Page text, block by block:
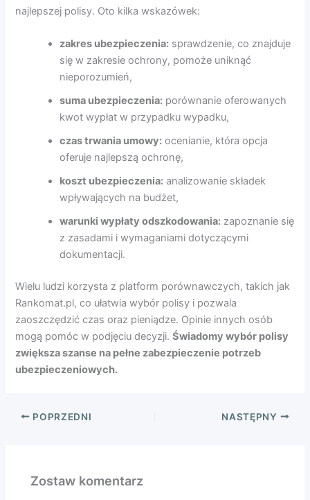
najlepszej polisy. Oto kilka wskazówek:
zakres ubezpieczenia: sprawdzenie, co znajduje
się w zakresie ochrony, pomoże uniknąć
nieporozumień,
suma ubezpieczenia: porównanie oferowanych
kwot wypłat w przypadku wypadku,
czas trwania umowy: ocenianie, która opcja
oferuje najlepszą ochronę,
koszt ubezpieczenia: analizowanie składek
wpływających na budżet,
warunki wypłaty odszkodowania: zapoznanie się
z zasadami i wymaganiami dotyczącymi
dokumentacji.
Wielu ludzi korzysta z platform porównawczych, takich jak
Rankomat.pl, co ułatwia wybór polisy i pozwala
zaoszczędzić czas oraz pieniądze. Opinie innych osób
mogą pomóc w podjęciu decyzji.Świadomy wybór polisy
zwiększa szanse na pełne zabezpieczenie potrzeb
ubezpieczeniowych.
POPRZEDNI NASTĘPNY
Zostaw komentarz